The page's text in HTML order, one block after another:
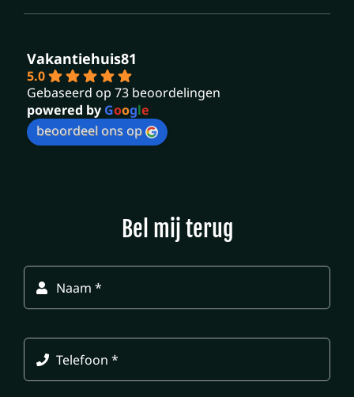
Vakantiehuis81
5.0
Gebaseerd op 73 beoordelingen
powered by Google
beoordeel ons op
Bel mij terug